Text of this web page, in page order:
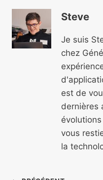
Steve
Je suis
chez
est de
dernières
vous
la